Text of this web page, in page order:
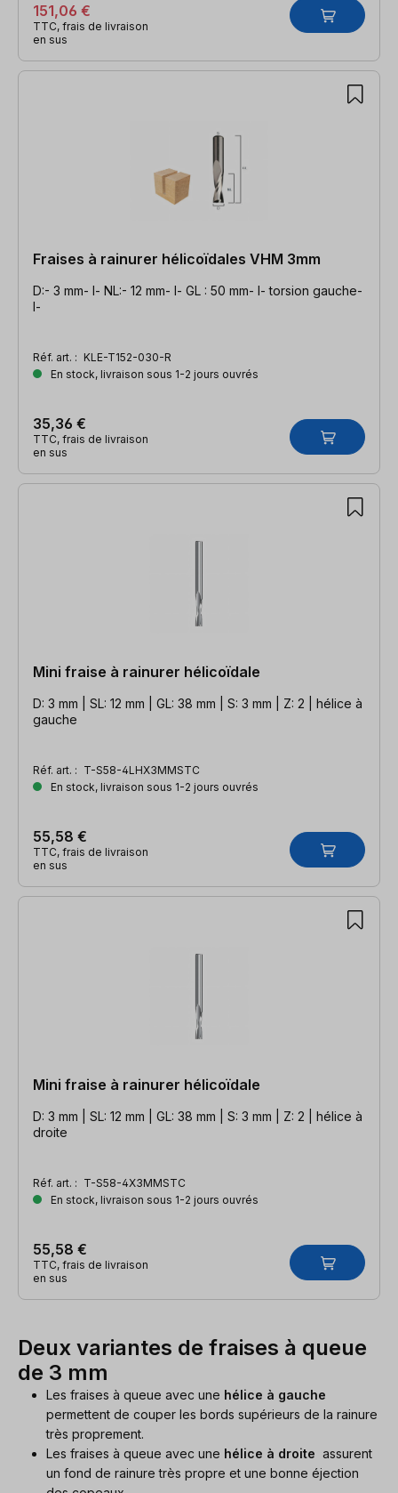
151,06 €
TTC, frais de livraison
en sus
Fraises à rainurer hélicoïdales VHM 3mm
D:- 3 mm- l- NL:- 12 mm- l- GL : 50 mm- l- torsion gauche-
l-
Réf. art. : KLE-T152-030-R
En stock, livraison sous 1-2 jours ouvrés
35,36 €
TTC, frais de livraison
en sus
Mini fraise à rainurer hélicoïdale
D: 3 mm | SL: 12 mm | GL: 38 mm | S: 3 mm | Z: 2 | hélice à
gauche
Réf. art. : T-S58-4LHX3MMSTC
En stock, livraison sous 1-2 jours ouvrés
55,58 €
TTC, frais de livraison
en sus
Mini fraise à rainurer hélicoïdale
D: 3 mm | SL: 12 mm | GL: 38 mm | S: 3 mm | Z: 2 | hélice à
droite
Réf. art. : T-S58-4X3MMSTC
En stock, livraison sous 1-2 jours ouvrés
55,58 €
TTC, frais de livraison
en sus
Deux variantes de fraises à queue
de 3 mm
Les fraises à queue avec une hélice à gauche
permettent de couper les bords supérieurs de la rainure
très proprement.
Les fraises à queue avec une hélice à droite assurent
un fond de rainure très propre et une bonne éjection